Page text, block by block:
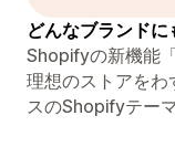
どんなブランド
Shopifyの新機能
理想のストアをわ
スのShopifyテーマ